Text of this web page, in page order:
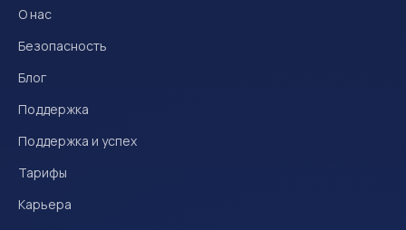
О нас
Безопасность
Блог
Поддержка
Поддержка и успех
Тарифы
Карьера